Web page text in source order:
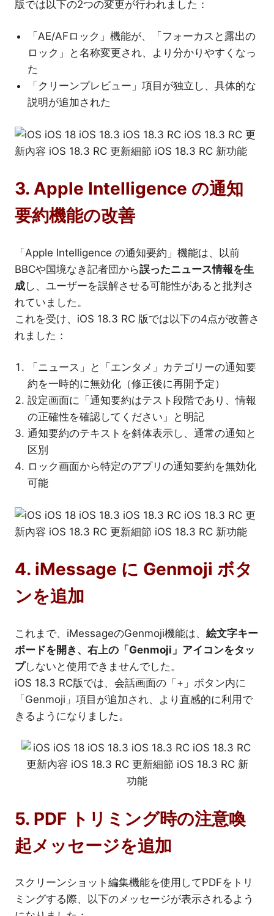
版では以下の2つの変更が行われました：
「AE/AFロック」機能が、「フォーカスと露出の
ロック」と名称変更され、より分かりやすくなっ
た
「クリーンプレビュー」項目が独立し、具体的な
説明が追加された
3. Apple Intelligence の通知
要約機能の改善
「Apple Intelligence の通知要約」機能は、以前
BBCや国境なき記者団から誤ったニュース情報を生
成し、ユーザーを誤解させる可能性があると批判さ
れていました。
これを受け、iOS 18.3 RC 版では以下の4点が改善さ
れました：
「ニュース」と「エンタメ」カテゴリーの通知要
約を一時的に無効化（修正後に再開予定）
設定画面に「通知要約はテスト段階であり、情報
の正確性を確認してください」と明記
通知要約のテキストを斜体表示し、通常の通知と
区別
ロック画面から特定のアプリの通知要約を無効化
可能
4. iMessage に Genmoji ボタ
ンを追加
これまで、iMessageのGenmoji機能は、 絵文字キー
ボードを開き、右上の「Genmoji」アイコンをタッ
プしないと使用できませんでした。
iOS 18.3 RC版では、会話画面の「+」ボタン内に
「Genmoji」項目が追加され、より直感的に利用で
きるようになりました。
5. PDF トリミング時の注意喚
起メッセージを追加
スクリーンショット編集機能を使用してPDFをトリ
ミングする際、以下のメッセージが表示されるよう